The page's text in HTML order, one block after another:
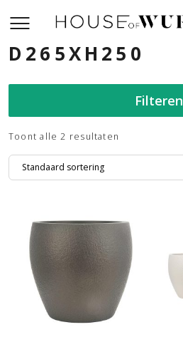
D265XH250
Filteren
Toont alle 2 resultaten